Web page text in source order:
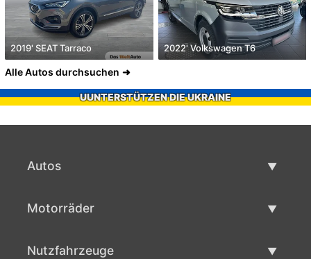
2019' SEAT Tarraco 2022' Volkswagen T6
Alle Autos durchsuchen
UUNTERSTÜTZEN DIE UKRAINE
Autos
Motorräder
Nutzfahrzeuge